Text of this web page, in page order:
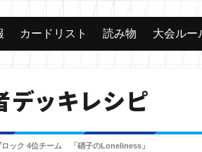
カードリスト 読み物 大会ルー
デッキレシピ
ック 4位チーム 「硝子のLoneliness」